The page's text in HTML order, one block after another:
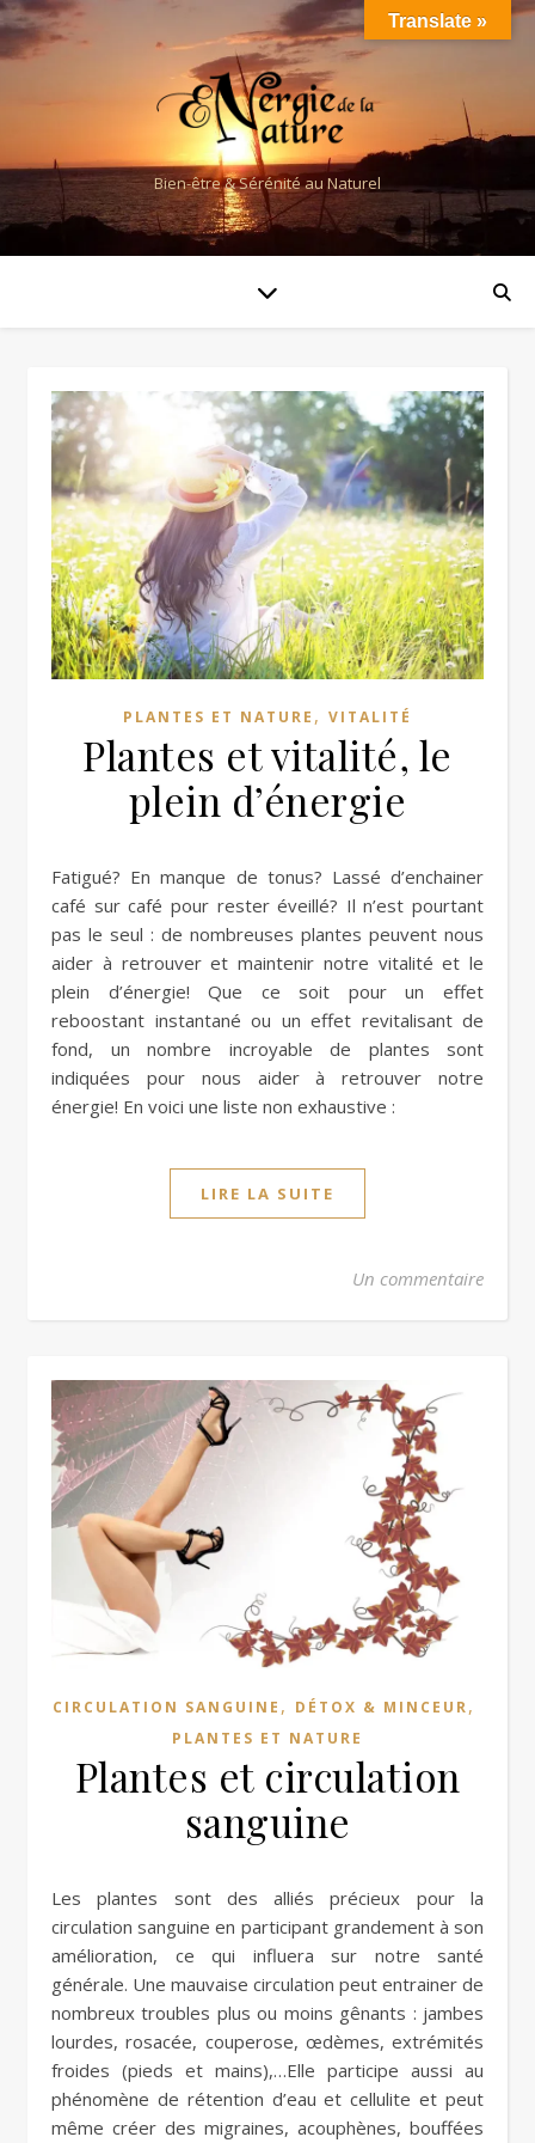
Bien-être & Sérénité au Naturel
PLANTES ET NATURE , VITALITÉ
Plantes et vitalité, le
plein d’énergie
Fatigué? En manque de tonus? Lassé d’enchainer
café sur café pour rester éveillé? Il n’est pourtant
pas le seul : de nombreuses plantes peuvent nous
aider à retrouver et maintenir notre vitalité et le
plein d’énergie! Que ce soit pour un effet
reboostant instantané ou un effet revitalisant de
fond, un nombre incroyable de plantes sont
indiquées pour nous aider à retrouver notre
énergie! En voici une liste non exhaustive :
LIRE LA SUITE
Un commentaire
CIRCULATION SANGUINE , DÉTOX & MINCEUR,
PLANTES ET NATURE
Plantes et circulation
sanguine
Les plantes sont des alliés précieux pour la
circulation sanguine en participant grandement à son
amélioration, ce qui influera sur notre santé
générale. Une mauvaise circulation peut entrainer de
nombreux troubles plus ou moins gênants : jambes
lourdes, rosacée, couperose, œdèmes, extrémités
froides (pieds et mains),…Elle participe aussi au
phénomène de rétention d’eau et cellulite et peut
même créer des migraines, acouphènes, bouffées
Translate »